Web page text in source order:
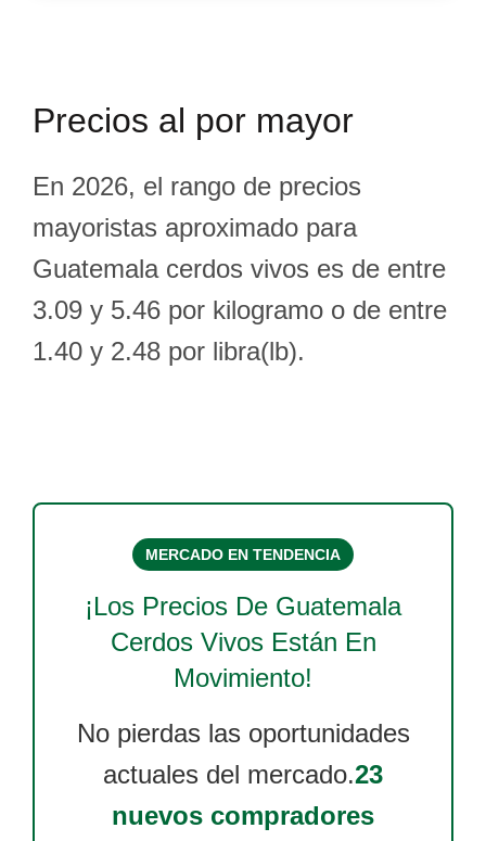
Precios al por mayor
En 2026, el rango de precios
mayoristas aproximado para
Guatemala cerdos vivos es de entre
3.09 y 5.46 por kilogramo o de entre
1.40 y 2.48 por libra(lb).
MERCADO EN TENDENCIA
¡Los Precios De Guatemala
Cerdos VivosEstán En
Movimiento!
No pierdas las oportunidades
actuales del mercado.23
nuevos compradores